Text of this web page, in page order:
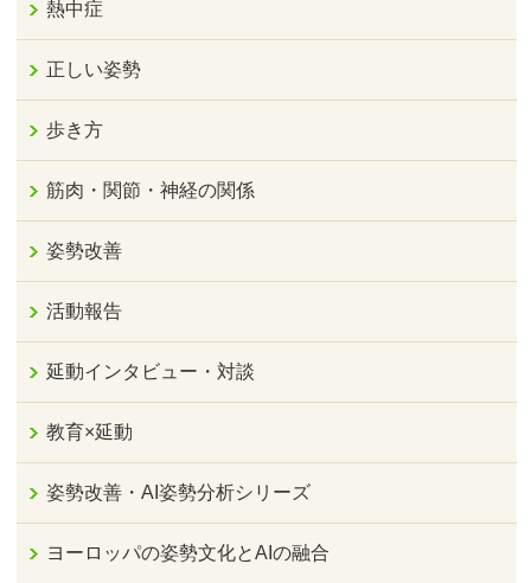
熱中症
正しい姿勢
歩き方
筋肉・関節・神経の関係
姿勢改善
活動報告
延動インタビュー・対談
教育×延動
姿勢改善・AI姿勢分析シリーズ
ヨーロッパの姿勢文化とAIの融合